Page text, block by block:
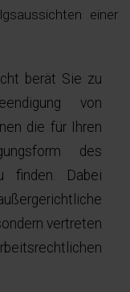
einer
berät Sie zu
von
die für Ihren
des
finden. Dabei
vertreten